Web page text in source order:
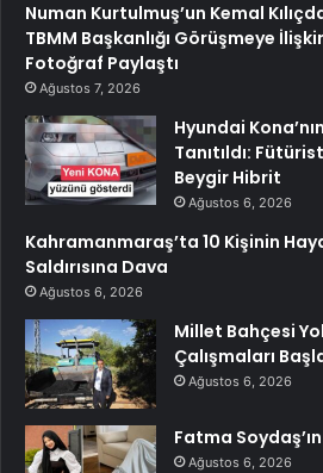
Numan Kurtulmuş’un Kemal
TBMM Başkanlığı Görüşmeye
Fotoğraf Paylaştı
Ağustos 7, 2026
Hyundai
Tanıtıldı:
Beygir Hibrit
Ağustos 6, 2026
Kahramanmaraş’ta 10 Kişinin
Saldırısına Dava
Ağustos 6, 2026
Millet Bahçesi
Çalışmaları
Ağustos 6, 2026
Fatma
Ağustos 6, 2026